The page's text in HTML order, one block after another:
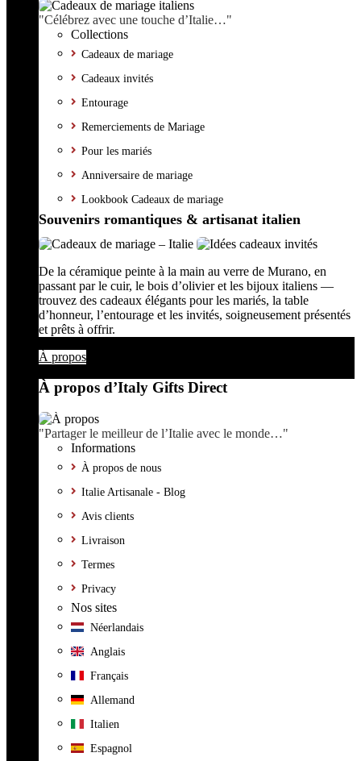
"Célébrez avec une touche d’Italie…"
Collections
Cadeaux de mariage
Cadeaux invités
Entourage
Remerciements de Mariage
Pour les mariés
Anniversaire de mariage
Lookbook Cadeaux de mariage
Souvenirs romantiques & artisanat italien
De la céramique peinte à la main au verre de Murano, en
passant par le cuir, le bois d’olivier et les bijoux italiens —
trouvez des cadeaux élégants pour les mariés, la table
d’honneur, l’entourage et les invités, soigneusement présentés
et prêts à offrir.
À propos
À propos d’Italy Gifts Direct
"Partager le meilleur de l’Italie avec le monde…"
Informations
À propos de nous
Italie Artisanale - Blog
Avis clients
Livraison
Termes
Privacy
Nos sites
Néerlandais
Anglais
Français
Allemand
Italien
Espagnol